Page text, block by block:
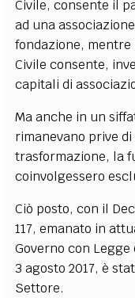
Civile, consente il
ad una
fondazione, mentre
Civile consente,
capitali di
Ma anche in un
rimanevano prive
trasformazione, la
coinvolgessero
Ciò posto, con il
117, emanato in
Governo con Legge
3 agosto 2017, è
Settore.